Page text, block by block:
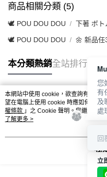
商品相關分類 (5)
🕊️ POU DOU DOU 下著 ボト
🕊️ POU DOU DOU 🌼 新品任
本分類熱銷全站排行
熱門標籤
本網站中使用 cookie，欲查詢有關本
望在電腦上使用 cookie 時應如何變更
權條款 」之 Cookie 聲明。您繼續使
用條款之 Cookie 聲明使用 cookie。
了解更多 >
我
立
您
有
及
處
回